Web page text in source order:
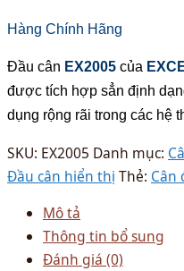
Hàng Chính Hãng
Đầu cân EX2005 của
được tích hợp sẳn định
dụng rộng rãi trong các hệ
SKU: EX2005 Danh mục:
Đầu cân hiển thị Thẻ: Cân
Mô tả
Thông tin bổ sung
Đánh giá (0)